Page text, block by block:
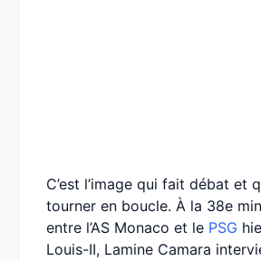
C’est l’image qui fait débat et
tourner en boucle. À la 38e
entre l’AS Monaco et le PSG
Louis-II, Lamine Camara